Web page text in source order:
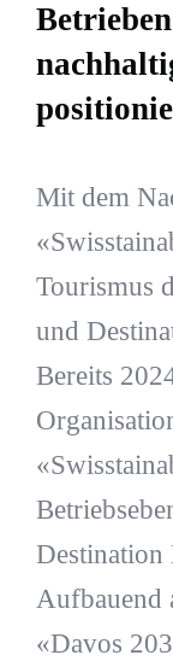
Mit dem
Tourismus
und
Bereits
Destination
Aufbauend
«Davos